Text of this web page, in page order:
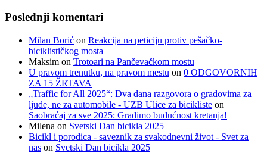
Poslednji komentari
Milan Borić on Reakcija na peticiju protiv pešačko-
biciklističkog mosta
Maksim on Trotoari na Pančevačkom mostu
U pravom trenutku, na pravom mestu on 0 ODGOVORNIH
ZA 15 ŽRTAVA
„Traffic for All 2025“: Dva dana razgovora o gradovima za
ljude, ne za automobile - UZB Ulice za bicikliste on
Saobraćaj za sve 2025: Gradimo budućnost kretanja!
Milena on Svetski Dan bicikla 2025
Bicikl i porodica - saveznik za svakodnevni život - Svet za
nas on Svetski Dan bicikla 2025